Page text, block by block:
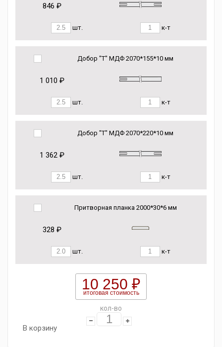
846 ₽
шт. к-т
Добор "Т" МДФ 2070*155*10 мм
1 010 ₽
шт. к-т
Добор "Т" МДФ 2070*220*10 мм
1 362 ₽
шт. к-т
Притворная планка 2000*30*6 мм
328 ₽
шт. к-т
10 250 ₽
итоговая стоимость
кол-во
В корзину